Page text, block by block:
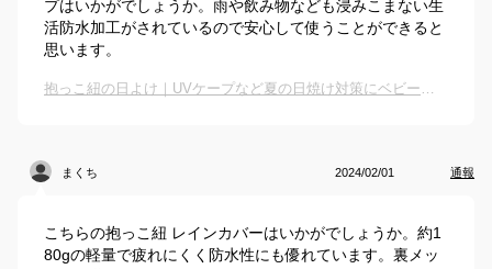
プはいかがでしょうか。雨や飲み物なども浸みこまない生
活防水加工がされているので安心して使うことができると
思います。
抱っこ紐の日よけ｜UVケープなど夏の日焼け対策にベビー用カバーのおすすめは？
まくち 2024/02/01 通報
こちらの抱っこ紐 レインカバーはいかがでしょうか。約1
80gの軽量で疲れにくく防水性にも優れています。裏メッ